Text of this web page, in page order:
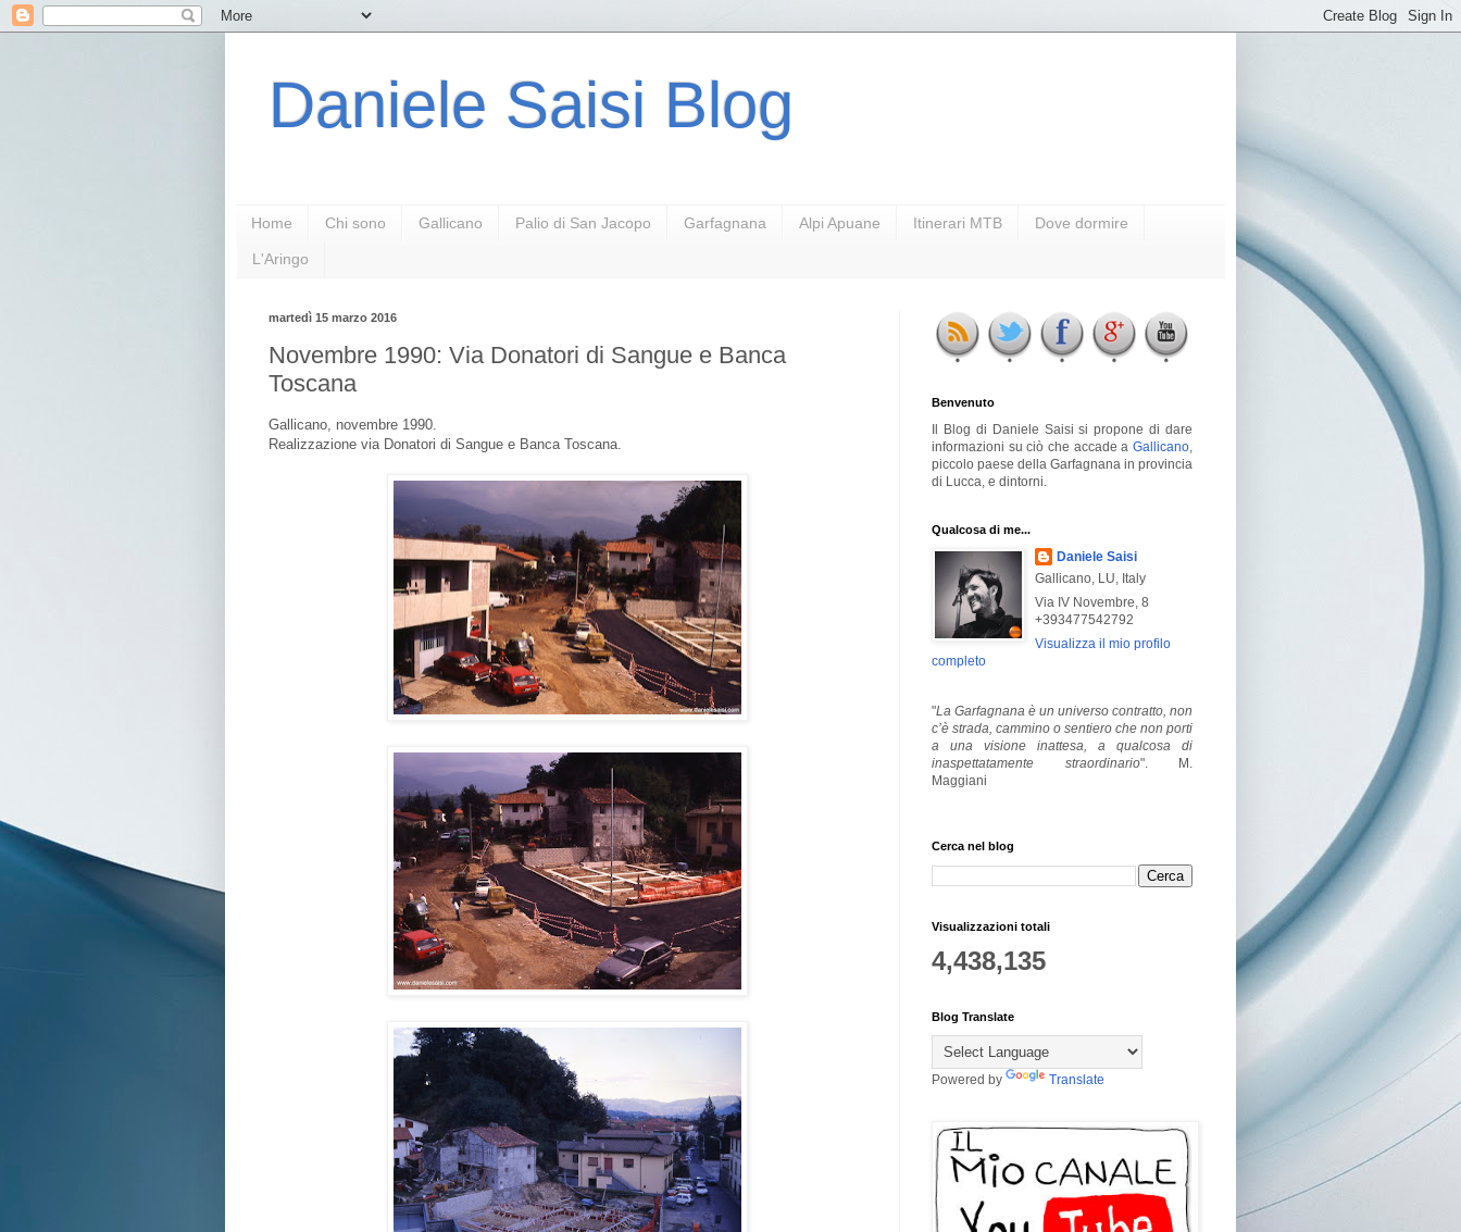
Daniele Saisi Blog
Home Chi sono Gallicano Palio di San Jacopo Garfagnana Alpi Apuane Itinerari MTB Dove dormire
L'Aringo
martedì 15 marzo 2016
Novembre 1990: Via Donatori di Sangue e Banca
Toscana
Gallicano, novembre 1990.
Realizzazione via Donatori di Sangue e Banca Toscana.
Benvenuto
Il Blog di Daniele Saisi si propone di dare
informazioni su ciò che accade a Gallicano
piccolo paese della Garfagnana in provincia
di Lucca, e dintorni.
Qualcosa di me...
Daniele Saisi
Gallicano, LU, Italy
Via IV Novembre, 8
+393477542792
Visualizza il mio profilo
completo
"La Garfagnana è un universo contratto, non
c’è strada, cammino o sentiero che non porti
a una visione inattesa, a qualcosa di
inaspettatamente straordinario". M.
Maggiani
Cerca nel blog
Visualizzazioni totali
4,438,135
Blog Translate
Powered by Translate